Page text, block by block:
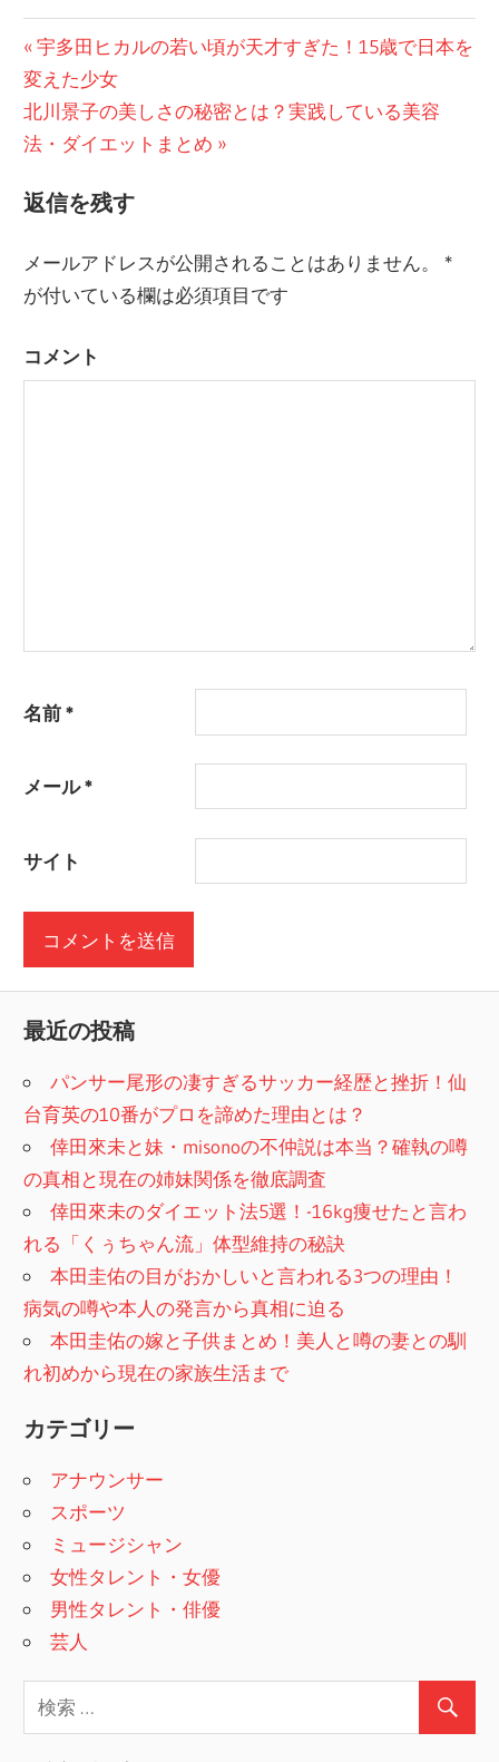
投
稿
ナ
ビ
ゲ
ー
ョ
前
の
記
事:
宇多田ヒカルの若い頃が天才すぎた！15歳で日本を
変えた少女
次
の
事:
北川景子の美しさの秘密とは？実践している美容
法・ダイエットまとめ
返信を残す
メールアドレスが公開されることはありません。
*
が付いている欄は必須項目です
コメント
名前*
メール*
サイト
最近の投稿
パンサー尾形の凄すぎるサッカー経歴と挫折！仙
台育英の10番がプロを諦めた理由とは？
倖田來未と妹・misonoの不仲説は本当？確執の噂
の真相と現在の姉妹関係を徹底調査
倖田來未のダイエット法5選！-16kg痩せたと言わ
れる「くぅちゃん流」体型維持の秘訣
本田圭佑の目がおかしいと言われる3つの理由！
病気の噂や本人の発言から真相に迫る
本田圭佑の嫁と子供まとめ！美人と噂の妻との馴
れ初めから現在の家族生活まで
カテゴリー
アナウンサー
スポーツ
ミュージシャン
女性タレント・女優
男性タレント・俳優
芸人